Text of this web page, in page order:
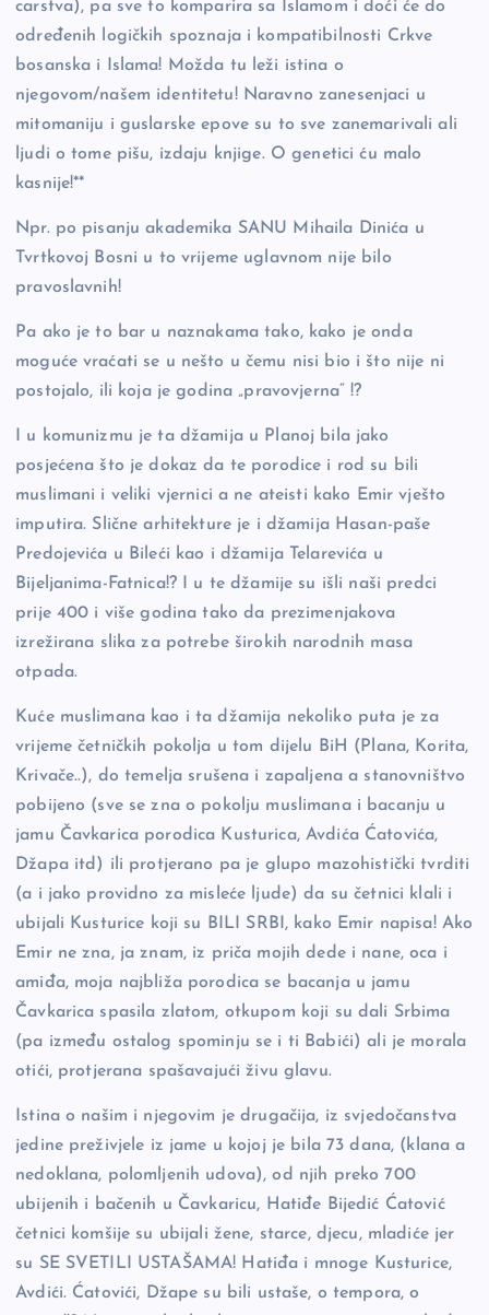
carstva), pa sve to komparira sa Islamom i doći će do
određenih logičkih spoznaja i kompatibilnosti Crkve
bosanska i Islama! Možda tu leži istina o
njegovom/našem identitetu! Naravno zanesenjaci u
mitomaniju i guslarske epove su to sve zanemarivali ali
ljudi o tome pišu, izdaju knjige. O genetici ću malo
kasnije!**
Npr. po pisanju akademika SANU Mihaila Dinića u
Tvrtkovoj Bosni u to vrijeme uglavnom nije bilo
pravoslavnih!
Pa ako je to bar u naznakama tako, kako je onda
moguće vraćati se u nešto u čemu nisi bio i što nije ni
postojalo, ili koja je godina „pravovjerna“ !?
I u komunizmu je ta džamija u Planoj bila jako
posjećena što je dokaz da te porodice i rod su bili
muslimani i veliki vjernici a ne ateisti kako Emir vješto
imputira. Slične arhitekture je i džamija Hasan-paše
Predojevića u Bileći kao i džamija Telarevića u
Bijeljanima-Fatnica!? I u te džamije su išli naši predci
prije 400 i više godina tako da prezimenjakova
izrežirana slika za potrebe širokih narodnih masa
otpada.
Kuće muslimana kao i ta džamija nekoliko puta je za
vrijeme četničkih pokolja u tom dijelu BiH (Plana, Korita,
Krivače..), do temelja srušena i zapaljena a stanovništvo
pobijeno (sve se zna o pokolju muslimana i bacanju u
jamu Čavkarica porodica Kusturica, Avdića Ćatovića,
Džapa itd) ili protjerano pa je glupo mazohistički tvrditi
(a i jako providno za misleće ljude) da su četnici klali i
ubijali Kusturice koji su BILI SRBI, kako Emir napisa! Ako
Emir ne zna, ja znam, iz priča mojih dede i nane, oca i
amiđa, moja najbliža porodica se bacanja u jamu
Čavkarica spasila zlatom, otkupom koji su dali Srbima
(pa između ostalog spominju se i ti Babići) ali je morala
otići, protjerana spašavajući živu glavu.
Istina o našim i njegovim je drugačija, iz svjedočanstva
jedine preživjele iz jame u kojoj je bila 73 dana, (klana a
nedoklana, polomljenih udova), od njih preko 700
ubijenih i bačenih u Čavkaricu, Hatiđe Bijedić Ćatović
četnici komšije su ubijali žene, starce, djecu, mladiće jer
su SE SVETILI USTAŠAMA! Hatiđa i mnoge Kusturice,
Avdići. Ćatovići, Džape su bili ustaše, o tempora, o